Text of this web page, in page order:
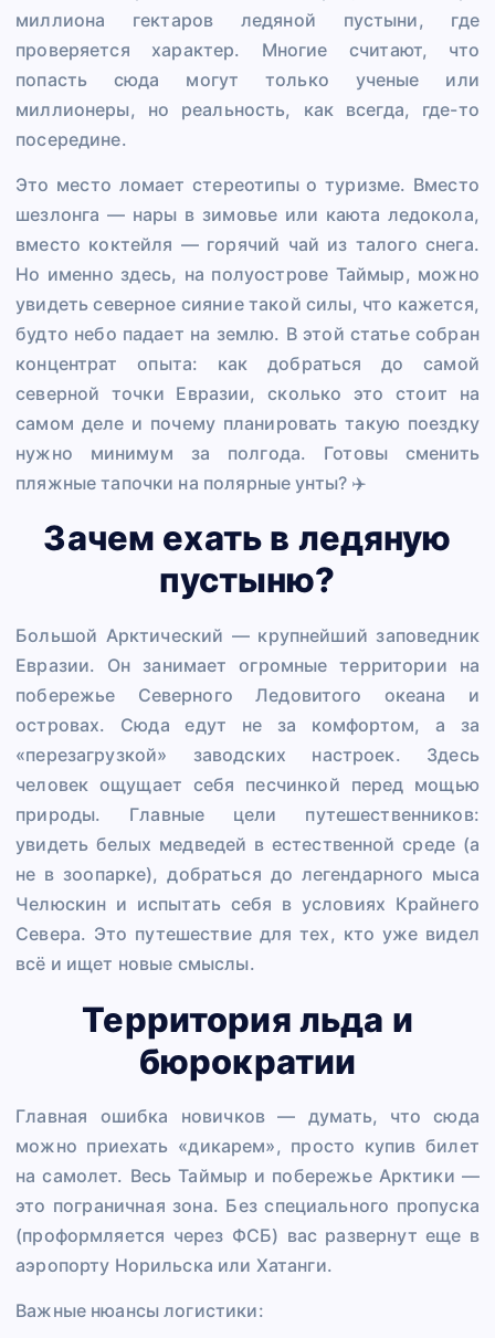
миллиона гектаров ледяной пустыни, где
проверяется характер. Многие считают, что
попасть сюда могут только ученые или
миллионеры, но реальность, как всегда, где-то
посередине.
Это место ломает стереотипы о туризме. Вместо
шезлонга — нары в зимовье или каюта ледокола,
вместо коктейля — горячий чай из талого снега.
Но именно здесь, на полуострове Таймыр, можно
увидеть северное сияние такой силы, что кажется,
будто небо падает на землю. В этой статье собран
концентрат опыта: как добраться до самой
северной точки Евразии, сколько это стоит на
самом деле и почему планировать такую поездку
нужно минимум за полгода. Готовы сменить
пляжные тапочки на полярные унты? ✈️
Зачем ехать в ледяную
пустыню?
Большой Арктический — крупнейший заповедник
Евразии. Он занимает огромные территории на
побережье Северного Ледовитого океана и
островах. Сюда едут не за комфортом, а за
«перезагрузкой» заводских настроек. Здесь
человек ощущает себя песчинкой перед мощью
природы. Главные цели путешественников:
увидеть белых медведей в естественной среде (а
не в зоопарке), добраться до легендарного мыса
Челюскин и испытать себя в условиях Крайнего
Севера. Это путешествие для тех, кто уже видел
всё и ищет новые смыслы.
Территория льда и
бюрократии
Главная ошибка новичков — думать, что сюда
можно приехать «дикарем», просто купив билет
на самолет. Весь Таймыр и побережье Арктики —
это пограничная зона. Без специального пропуска
(проформляется через ФСБ) вас развернут еще в
аэропорту Норильска или Хатанги.
Важные нюансы логистики: